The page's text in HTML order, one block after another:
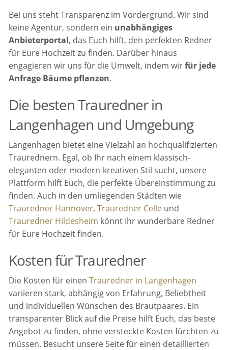
Bei uns steht Transparenz im Vordergrund. Wir sind
keine Agentur, sondern ein unabhängiges
Anbieterportal, das Euch hilft, den perfekten Redner
für Eure Hochzeit zu finden. Darüber hinaus
engagieren wir uns für die Umwelt, indem wirfür jede
Anfrage Bäume pflanzen.
Die besten Trauredner in
Langenhagen und Umgebung
Langenhagen bietet eine Vielzahl an hochqualifizierten
Traurednern. Egal, ob Ihr nach einem klassisch-
eleganten oder modern-kreativen Stil sucht, unsere
Plattform hilft Euch, die perfekte Übereinstimmung zu
finden. Auch in den umliegenden Städten wie
Trauredner Hannover,Trauredner Celle und
Trauredner Hildesheim könnt Ihr wunderbare Redner
für Eure Hochzeit finden.
Kosten für Trauredner
Die Kosten für einenTrauredner in Langenhagen
variieren stark, abhängig von Erfahrung, Beliebtheit
und individuellen Wünschen des Brautpaares. Ein
transparenter Blick auf die Preise hilft Euch, das beste
Angebot zu finden, ohne versteckte Kosten fürchten zu
müssen. Besucht unsere Seite für einen detaillierten